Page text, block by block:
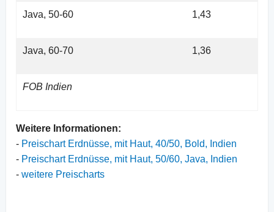
Java, 50-60 1,43
Java, 60-70 1,36
FOB Indien
Weitere Informationen:
- Preischart Erdnüsse, mit Haut, 40/50, Bold, Indien
- Preischart Erdnüsse, mit Haut, 50/60, Java, Indien
- weitere Preischarts